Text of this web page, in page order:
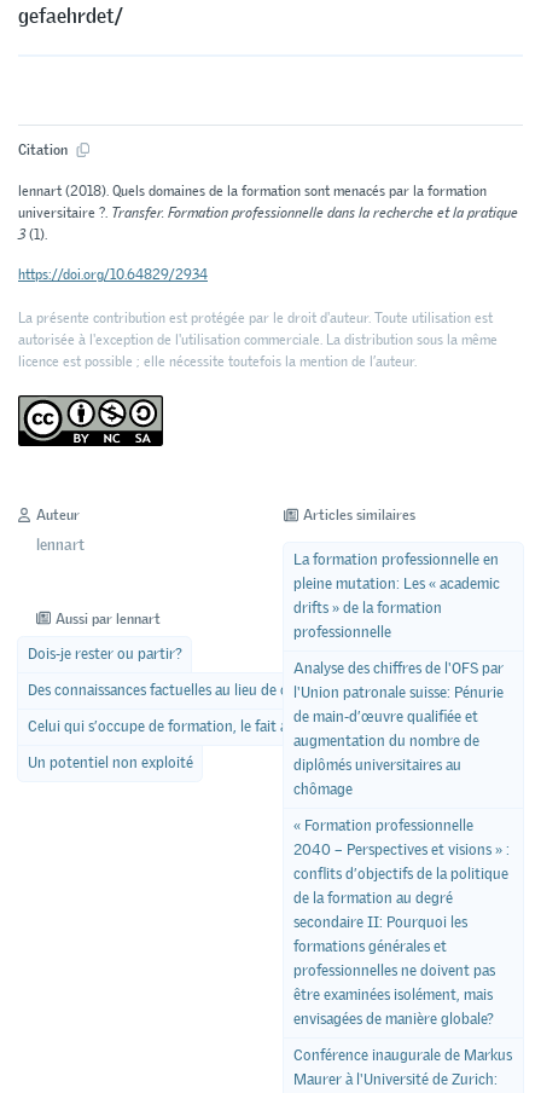
gefaehrdet/
Citation
lennart (2018). Quels domaines de la formation sont menacés par la formation
universitaire ?. Transfer. Formation professionnelle dans la recherche et la pratique
3(1).
https://doi.org/10.64829/2934
La présente contribution est protégée par le droit d'auteur. Toute utilisation est
autorisée à l'exception de l'utilisation commerciale. La distribution sous la même
licence est possible ; elle nécessite toutefois la mention de l’auteur.
Auteur
lennart
Aussi par lennart
Dois-je rester ou partir?
Des connaissances factuelles au lieu de conseils pratiques?
Celui qui s’occupe de formation, le fait aussi par conviction
Un potentiel non exploité
Articles similaires
La formation professionnelle en
pleine mutation: Les « academic
drifts » de la formation
professionnelle
Analyse des chiffres de l'OFS par
l'Union patronale suisse: Pénurie
de main-d’œuvre qualifiée et
augmentation du nombre de
diplômés universitaires au
chômage
« Formation professionnelle
2040 – Perspectives et visions » :
conflits d’objectifs de la politique
de la formation au degré
secondaire II: Pourquoi les
formations générales et
professionnelles ne doivent pas
être examinées isolément, mais
envisagées de manière globale?
Conférence inaugurale de Markus
Maurer à l'Université de Zurich: